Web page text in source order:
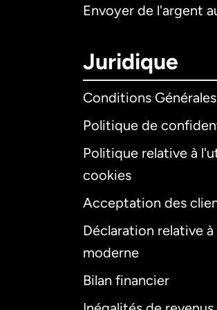
Envoyer de l'argent
Juridique
Conditions Générales
Politique de
Politique relative à
cookies
Acceptation des
Déclaration relative à
moderne
Bilan financier